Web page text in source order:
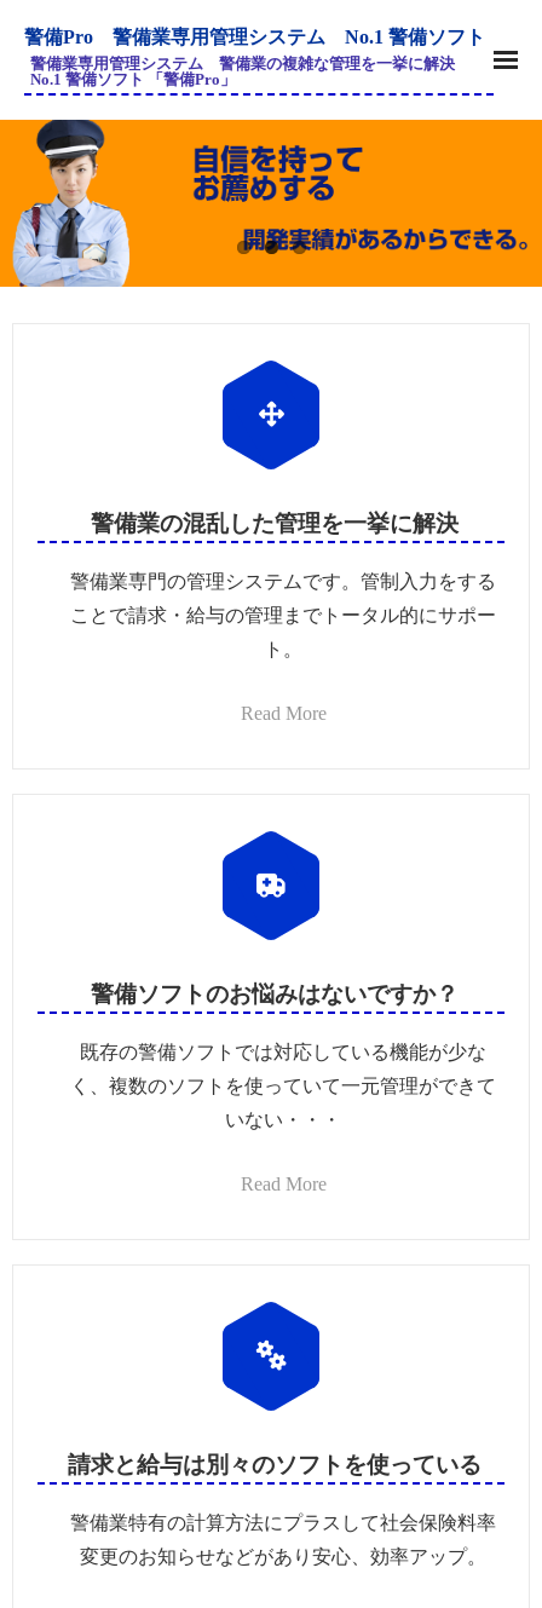
警備Pro 警備業専用管理システム No.1 警備ソフト
警備業専用管理システム 警備業の複雑な管理を一挙に解決
No.1 警備ソフト 「警備Pro」
警備業の混乱した管理を一挙に解決
警備業専門の管理システムです。管制入力をする
ことで請求・給与の管理までトータル的にサポー
ト。
Read More
警備ソフトのお悩みはないですか？
既存の警備ソフトでは対応している機能が少な
く、複数のソフトを使っていて一元管理ができて
いない・・・
Read More
請求と給与は別々のソフトを使っている
警備業特有の計算方法にプラスして社会保険料率
変更のお知らせなどがあり安心、効率アップ。